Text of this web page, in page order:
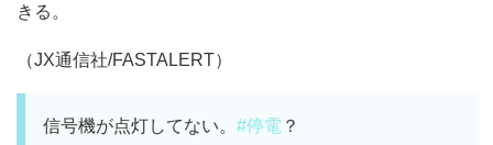
きる。
（JX通信社/FASTALERT）
信号機が点灯してない。 #停電 ？